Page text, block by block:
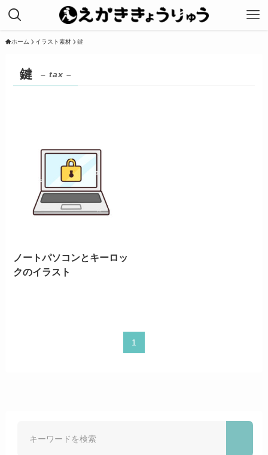
ホーム イラスト素材 鍵
鍵 – tax –
ノートパソコンとキーロッ
クのイラスト
1